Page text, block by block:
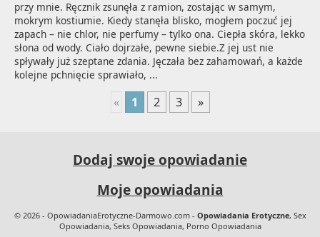
przy mnie. Ręcznik zsunęła z ramion, zostając w samym,
mokrym kostiumie. Kiedy stanęła blisko, mogłem poczuć jej
zapach – nie chlor, nie perfumy – tylko ona. Ciepła skóra, lekko
słona od wody. Ciało dojrzałe, pewne siebie.Z jej ust nie
spływały już szeptane zdania. Jęczała bez zahamowań, a każde
kolejne pchnięcie sprawiało, ...
« 1 2 3 »
Dodaj swoje opowiadanie
Moje opowiadania
© 2026 - OpowiadaniaErotyczne-Darmowo.com - Opowiadania Erotyczne, Sex
Opowiadania, Seks Opowiadania, Porno Opowiadania